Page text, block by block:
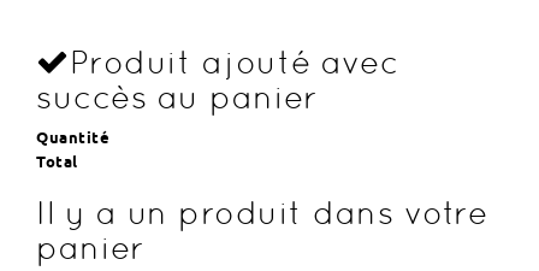
Produit ajouté avec
succès au panier
Quantité
Total
Il y a un produit dans votre
panier